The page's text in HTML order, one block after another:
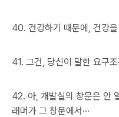
40. 건강하기 때문에, 건강
41. 그건, 당신이 말한 요구
42. 아, 개발실의 창문은 안
래머가 그 창문에서···